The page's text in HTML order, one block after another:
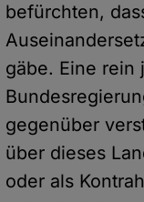
befürchten,
gäbe. Eine rein
gegenüber
über dieses
oder als